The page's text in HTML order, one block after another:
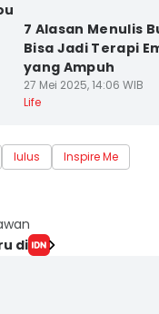
7 Alasan Menulis
Bisa Jadi Terapi
yang Ampuh
27 Mei 2025, 14:06 WIB
Life
lulus Inspire Me
di